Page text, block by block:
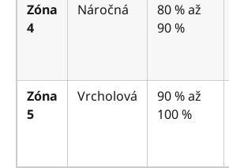
Zóna
4
Náročná
80 % až
90 %
Zóna
5
Vrcholová
90 % až
100 %